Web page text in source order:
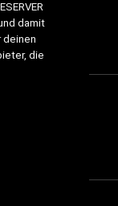
damit
deinen
die